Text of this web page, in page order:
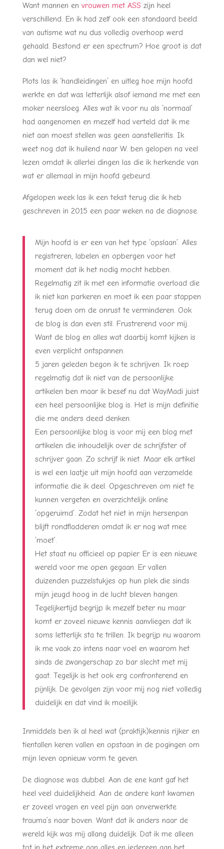
Want mannen en vrouwen met ASS zijn heel
verschillend. En ik had zelf ook een standaard beeld
van autisme wat nu dus volledig overhoop werd
gehaald. Bestond er een spectrum? Hoe groot is dat
dan wel niet?
Plots las ik ‘handleidingen’ en uitleg hoe mijn hoofd
werkte en dat was letterlijk alsof iemand me met een
moker neersloeg. Alles wat ik voor nu als ‘normaal’
had aangenomen en mezelf had verteld dat ik me
niet aan moest stellen was geen aanstelleritis. Ik
weet nog dat ik huilend naar W. ben gelopen na veel
lezen omdat ik allerlei dingen las die ik herkende van
wat er allemaal in mijn hoofd gebeurd.
Afgelopen week las ik een tekst terug die ik heb
geschreven in 2015 een paar weken na de diagnose.
Mijn hoofd is er een van het type ‘opslaan’. Alles
registreren, labelen en opbergen voor het
moment dat ik het nodig mocht hebben.
Regelmatig zit ik met een informatie overload die
ik niet kan parkeren en moet ik een paar stappen
terug doen om de onrust te verminderen. Ook
de blog is dan even stil. Frustrerend voor mij.
Want de blog en alles wat daarbij komt kijken is
even verplicht ontspannen.
5 jaren geleden begon ik te schrijven. Ik roep
regelmatig dat ik niet van de persoonlijke
artikelen ben maar ik besef nu dat WayMadi juist
een heel persoonlijke blog is. Het is mijn definitie
die me anders deed denken.
Een persoonlijke blog is voor mij een blog met
artikelen die inhoudelijk over de schrijfster of
schrijver gaan. Zo schrijf ik niet. Maar elk artikel
is wel een laatje uit mijn hoofd aan verzamelde
informatie die ik deel. Opgeschreven om niet te
kunnen vergeten en overzichtelijk online
‘opgeruimd’. Zodat het niet in mijn hersenpan
blijft rondfladderen omdat ik er nog wat mee
‘moet’.
Het staat nu officieel op papier. Er is een nieuwe
wereld voor me open gegaan. Er vallen
duizenden puzzelstukjes op hun plek die sinds
mijn jeugd hoog in de lucht bleven hangen.
Tegelijkertijd begrijp ik mezelf beter nu maar
komt er zoveel nieuwe kennis aanvliegen dat ik
soms letterlijk sta te trillen. Ik begrijp nu waarom
ik me vaak zo intens naar voel en waarom het
sinds de zwangerschap zo bar slecht met mij
gaat. Tegelijk is het ook erg confronterend en
pijnlijk. De gevolgen zijn voor mij nog niet volledig
duidelijk en dat vind ik moeilijk.
Inmiddels ben ik al heel wat (praktijk)kennis rijker en
tientallen keren vallen en opstaan in de pogingen om
mijn leven opnieuw vorm te geven.
De diagnose was dubbel. Aan de ene kant gaf het
heel veel duidelijkheid. Aan de andere kant kwamen
er zoveel vragen en veel pijn aan onverwerkte
trauma’s naar boven. Want dat ik anders naar de
wereld kijk was mij allang duidelijk. Dat ik me alleen